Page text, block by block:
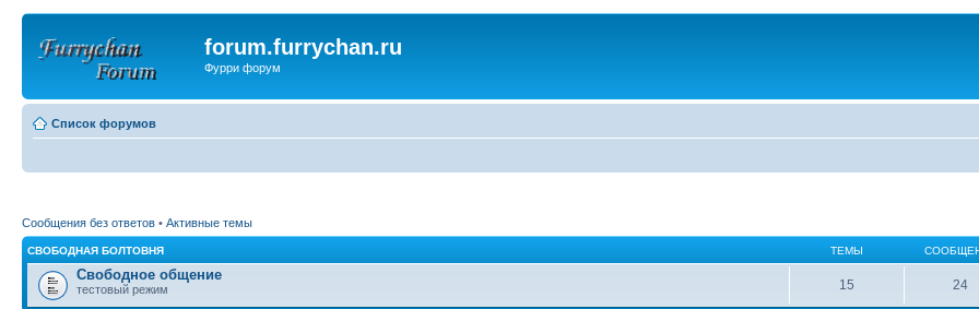
forum.furrychan.ru
Фурри форум
Список форумов
Сообщения без ответов • Активные темы
СВОБОДНАЯ БОЛТОВНЯ ТЕМЫ
Свободное общение
тестовый режим 15 24